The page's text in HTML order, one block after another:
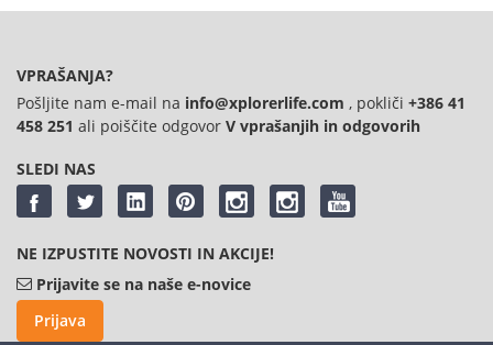
VPRAŠANJA?
Pošljite nam e-mail na info@xplorerlife.com , pokliči +386 41
458 251 ali poiščite odgovor V vprašanjih in odgovorih
SLEDI NAS
NE IZPUSTITE NOVOSTI IN AKCIJE!
Prijavite se na naše e-novice
Prijava